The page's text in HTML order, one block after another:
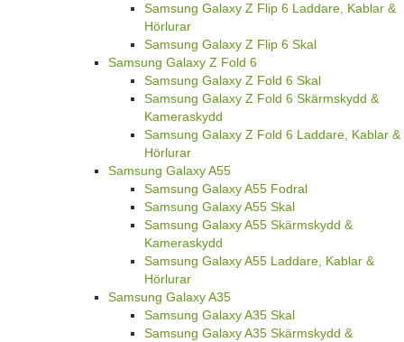
Samsung Galaxy Z Flip 6 Laddare, Kablar &
Hörlurar
Samsung Galaxy Z Flip 6 Skal
Samsung Galaxy Z Fold 6
Samsung Galaxy Z Fold 6 Skal
Samsung Galaxy Z Fold 6 Skärmskydd &
Kameraskydd
Samsung Galaxy Z Fold 6 Laddare, Kablar &
Hörlurar
Samsung Galaxy A55
Samsung Galaxy A55 Fodral
Samsung Galaxy A55 Skal
Samsung Galaxy A55 Skärmskydd &
Kameraskydd
Samsung Galaxy A55 Laddare, Kablar &
Hörlurar
Samsung Galaxy A35
Samsung Galaxy A35 Skal
Samsung Galaxy A35 Skärmskydd &